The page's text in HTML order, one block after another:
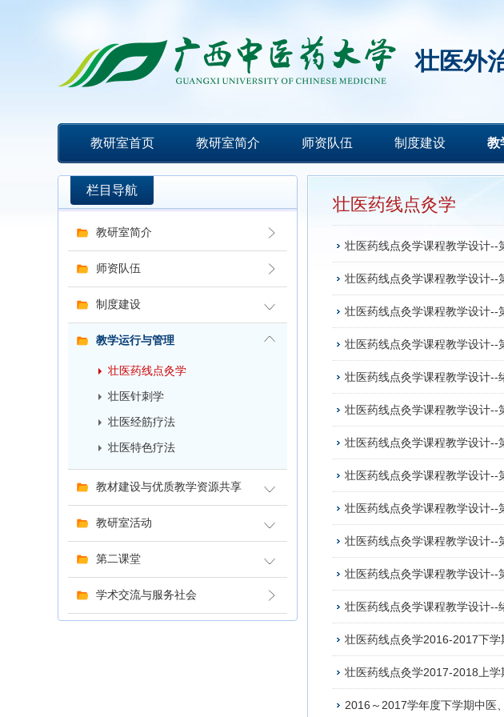
壮医外
教研室首页 教研室简介 师资队伍 制度建设 教
栏目导航
教研室简介
师资队伍
制度建设
教学运行与管理
壮医药线点灸学
壮医针刺学
壮医经筋疗法
壮医特色疗法
教材建设与优质教学资源共享
教研室活动
第二课堂
学术交流与服务社会
壮医药线点灸学
壮医药线点灸学课程教学设计--
壮医药线点灸学课程教学设计--
壮医药线点灸学课程教学设计--
壮医药线点灸学课程教学设计--
壮医药线点灸学课程教学设计--
壮医药线点灸学课程教学设计--
壮医药线点灸学课程教学设计--
壮医药线点灸学课程教学设计--
壮医药线点灸学课程教学设计--
壮医药线点灸学课程教学设计--
壮医药线点灸学课程教学设计--
壮医药线点灸学课程教学设计--
壮医药线点灸学2016-2017下
壮医药线点灸学2017-2018上
2016～2017学年度下学期中医